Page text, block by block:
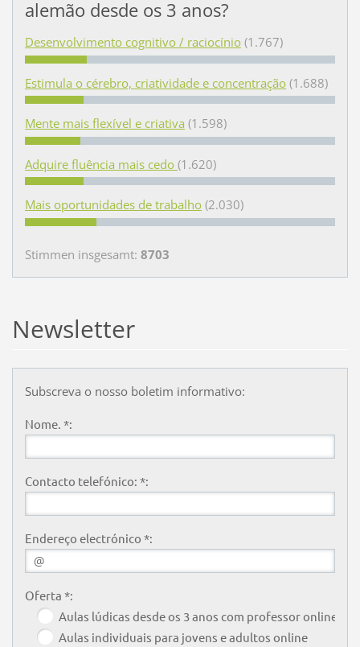
alemão desde os 3 anos?
Desenvolvimento cognitivo / raciocínio (1.767)
Estimula o cérebro, criatividade e concentração (1.688)
Mente mais flexível e criativa (1.598)
Adquire fluência mais cedo (1.620)
Mais oportunidades de trabalho (2.030)
Stimmen insgesamt: 8703
Newsletter
Subscreva o nosso boletim informativo:
Nome. *:
Contacto telefónico: *:
Endereço electrónico *:
Oferta *:
Aulas lúdicas desde os 3 anos com professor online
Aulas individuais para jovens e adultos online